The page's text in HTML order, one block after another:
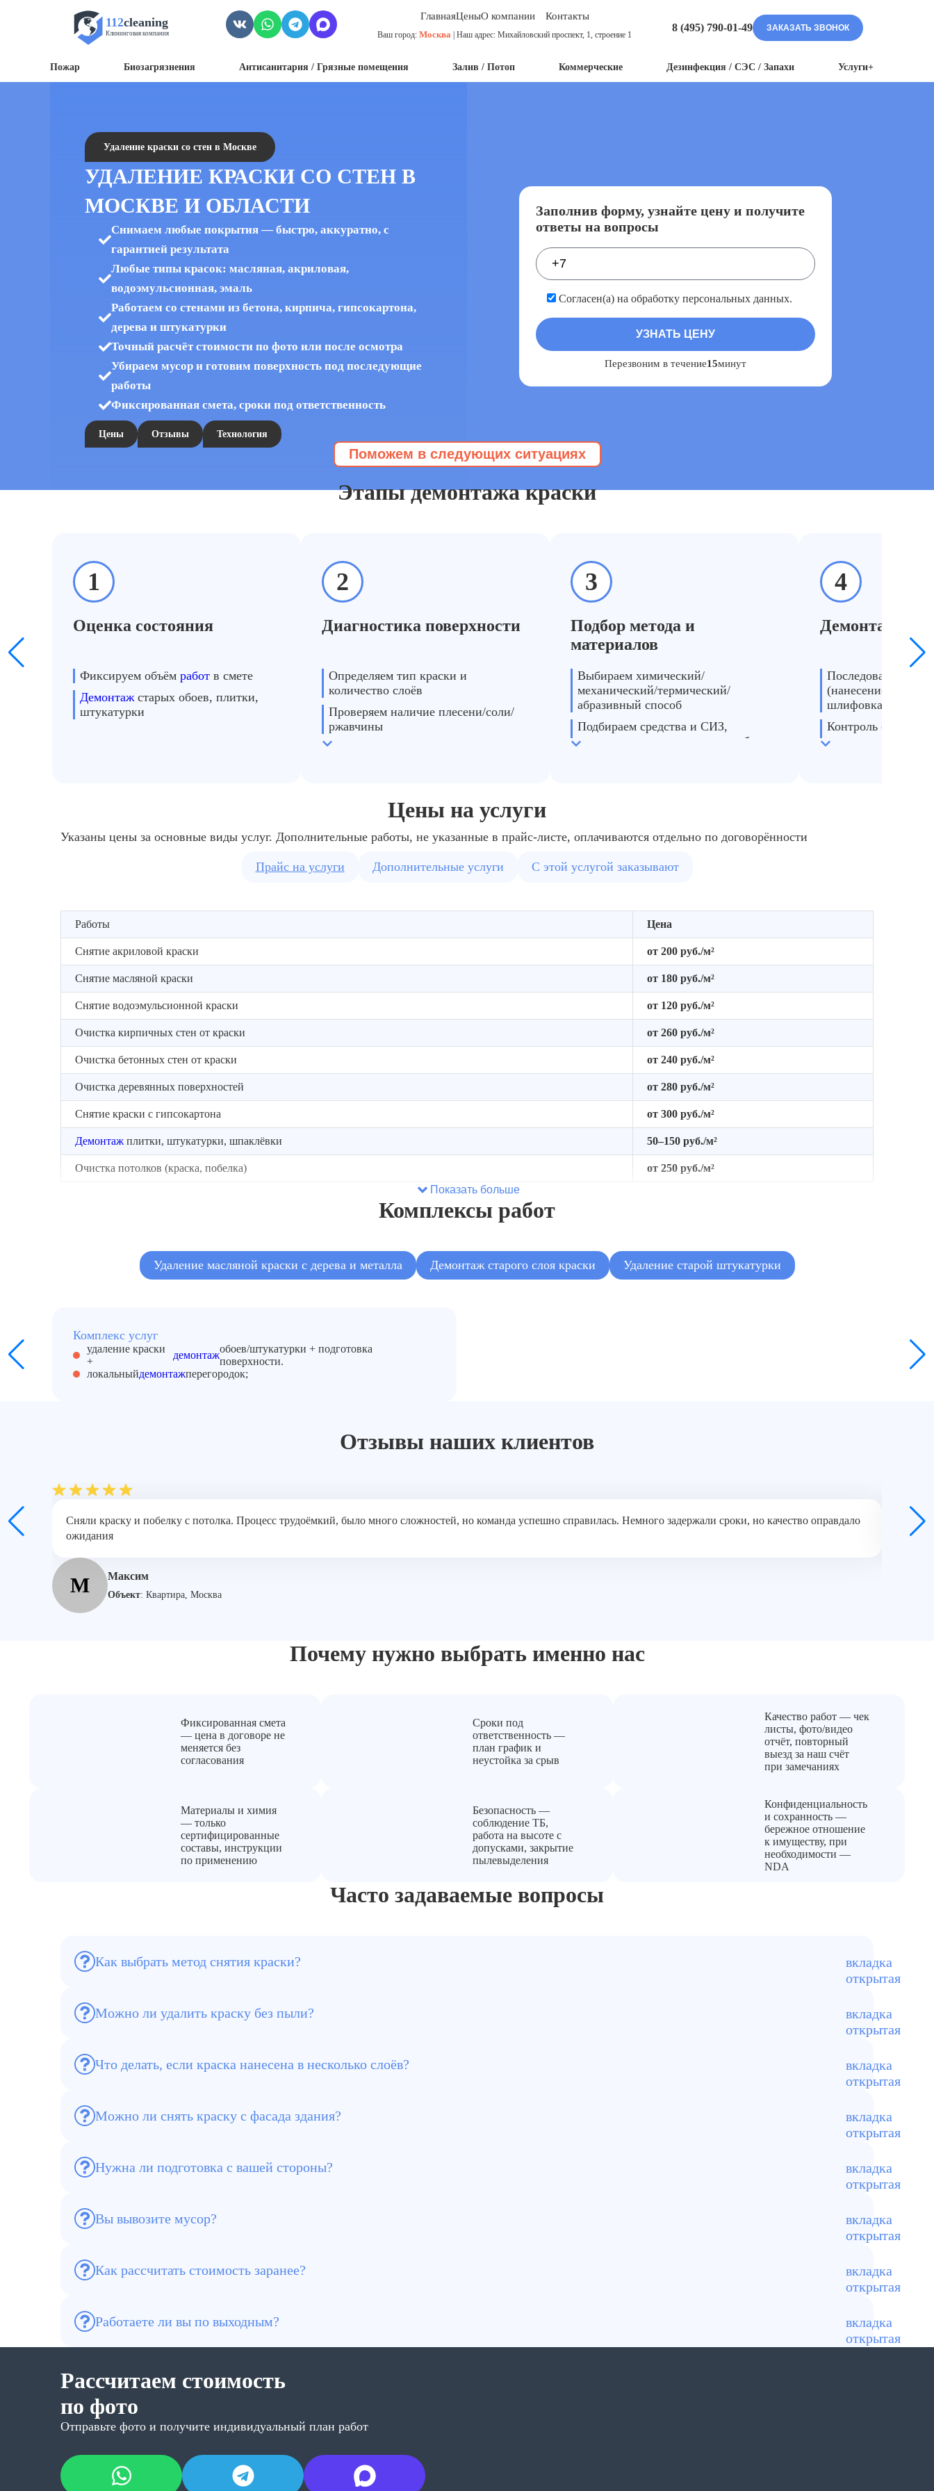
112cleaning
Клининговая компания
ГлавнаяЦеныО компании Контакты
Ваш город: Москва | Наш адрес: Михайловский проспект, 1, строение 1
8 (495) 790-01-49 ЗАКАЗАТЬ ЗВОНОК
Пожар Биозагрязнения Антисанитария / Грязные помещения Залив / Потоп Коммерческие Дезинфекция / СЭС / Запахи Услуги+
Удаление краски со стен в Москве
УДАЛЕНИЕ КРАСКИ СО СТЕН В
МОСКВЕ И ОБЛАСТИ
Снимаем любые покрытия — быстро, аккуратно, с
гарантией результата
Любые типы красок: масляная, акриловая,
водоэмульсионная, эмаль
Работаем со стенами из бетона, кирпича, гипсокартона,
дерева и штукатурки
Точный расчёт стоимости по фото или после осмотра
Убираем мусор и готовим поверхность под последующие
работы
Фиксированная смета, сроки под ответственность
Цены Отзывы Технология
Заполнив форму, узнайте цену и получите
ответы на вопросы
Согласен(а) на обработку персональных данных.
Перезвоним в течение15минут
Поможем в следующих ситуациях
Эту услугу заказывают, когда:
например в большое производственное помещение, а также помощь по размещению
частей инфраструктуры после очистки
Требуется полный демонтаж проблемных участков с выравниванием и
растрескивание
Этапы демонтажа краски
1
Оценка состояния
Фиксируем объём работ в смете
Демонтажстарых обоев, плитки,
штукатурки
2
Диагностика поверхности
Определяем тип краски и
количество слоёв
Проверяем наличие плесени/соли/
ржавчины
Делаем пробную очистку
3
Подбор метода и
материалов
Выбираем химический/
механический/термический/
абразивный способ
Подбираем средства и СИЗ,
планируем технику и время работ
4
Демонтаж
Последовательное
(нанесение
шлифовка,
Контроль
процессе
Цены на услуги
Указаны цены за основные виды услуг. Дополнительные работы, не указанные в прайс-листе, оплачиваются отдельно по договорённости
Прайс на услуги Дополнительные услуги С этой услугой заказывают
Работы Цена
Снятие акриловой краски от 200 руб./м²
Снятие масляной краски от 180 руб./м²
Снятие водоэмульсионной краски от 120 руб./м²
Очистка кирпичных стен от краски от 260 руб./м²
Очистка бетонных стен от краски от 240 руб./м²
Очистка деревянных поверхностей от 280 руб./м²
Снятие краски с гипсокартона от 300 руб./м²
Демонтаж плитки, штукатурки, шпаклёвки 50–150 руб./м²
Очистка потолков (краска, побелка)
от 250 руб./м²
Показать больше
Комплексы работ
Удаление масляной краски с дерева и металла Демонтаж старого слоя краски Удаление старой штукатурки
Комплекс услуг
удаление краски
+
демонтаж
обоев/штукатурки + подготовка
поверхности.
локальныйдемонтажперегородок;
Отзывы наших клиентов
Сняли краску и побелку с потолка. Процесс трудоёмкий, было много сложностей, но команда успешно справилась. Немного задержали сроки, но качество оправдало
ожидания
М Максим
Объект: Квартира, Москва
—
Почему нужно выбрать именно нас
Фиксированная смета
— цена в договоре не
меняется без
согласования
Сроки под
ответственность —
план график и
неустойка за срыв
Качество работ — чек
листы, фото/видео
отчёт, повторный
выезд за наш счёт
при замечаниях
Материалы и химия
— только
сертифицированные
составы, инструкции
по применению
Безопасность —
соблюдение ТБ,
работа на высоте с
допусками, закрытие
пылевыделения
Конфиденциальность
и сохранность —
бережное отношение
к имуществу, при
необходимости —
NDA
Часто задаваемые вопросы
Как выбрать метод снятия краски?
Зависит от материала: для бетона подходит пескоструй, для кирпича — смывки, для дерева — фен, для гипсокартона — только
Можно ли удалить краску без пыли?
Да, применяем химические смывки и парогенераторы, что снижает образование пыли
Что делать, если краска нанесена в несколько слоёв?
Используется комбинированный метод: сначала смывка, затем механическая зачистка
Можно ли снять краску с фасада здания?
Да, для фасадов применяются гидропескоструйные и содоструйные установки
Нужна ли подготовка с вашей стороны?
Желательно освободить помещение от мебели, остальное — сделают наши мастера
Вы вывозите мусор?
Да, включаем в договор демонтаж, уборку и вывоз
Как рассчитать стоимость заранее?
Присылайте фото или видео объекта — сделаем расчёт и пришлём смету
Работаете ли вы по выходным?
Да, в удобное для клиента время
Рассчитаем стоимость
по фото
Отправьте фото и получите индивидуальный план работ